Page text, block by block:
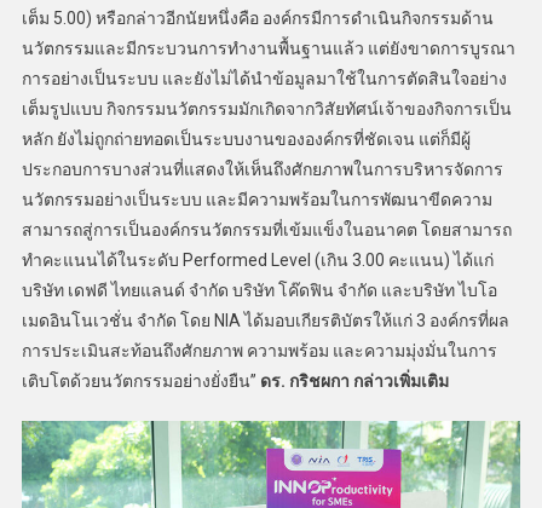
เต็ม 5.00) หรือกล่าวอีกนัยหนึ่งคือ องค์กรมีการดำเนินกิจกรรมด้าน
นวัตกรรมและมีกระบวนการทำงานพื้นฐานแล้ว แต่ยังขาดการบูรณา
การอย่างเป็นระบบ และยังไม่ได้นำข้อมูลมาใช้ในการตัดสินใจอย่าง
เต็มรูปแบบ กิจกรรมนวัตกรรมมักเกิดจากวิสัยทัศน์เจ้าของกิจการเป็น
หลัก ยังไม่ถูกถ่ายทอดเป็นระบบงานขององค์กรที่ชัดเจน แต่ก็มีผู้
ประกอบการบางส่วนที่แสดงให้เห็นถึงศักยภาพในการบริหารจัดการ
นวัตกรรมอย่างเป็นระบบ และมีความพร้อมในการพัฒนาขีดความ
สามารถสู่การเป็นองค์กรนวัตกรรมที่เข้มแข็งในอนาคต โดยสามารถ
ทำคะแนนได้ในระดับ Performed Level (เกิน 3.00 คะแนน) ได้แก่
บริษัท เดฟดี ไทยแลนด์ จำกัด บริษัท โค๊ดฟิน จำกัด และบริษัท ไบโอ
เมดอินโนเวชั่น จำกัด โดย NIA ได้มอบเกียรติบัตรให้แก่ 3 องค์กรที่ผล
การประเมินสะท้อนถึงศักยภาพ ความพร้อม และความมุ่งมั่นในการ
เติบโตด้วยนวัตกรรมอย่างยั่งยืน” ดร. กริชผกา กล่าวเพิ่มเติม